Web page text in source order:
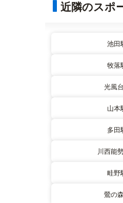
近隣のスポ
池田
牧落
光風
山本
多田
川西能
畦野
鶯の